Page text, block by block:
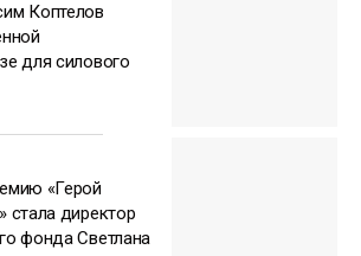
Коптелов
для силового
«Герой
стала директор
фонда Светлана